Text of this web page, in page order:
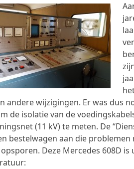
andere wijzigingen. Er was dus
de isolatie van de
(11 kV) te meten. De
bestelwagen aan die
Deze Mercedes 608D